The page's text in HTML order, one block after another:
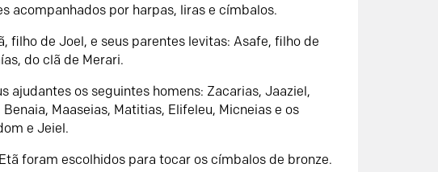
acompanhados por harpas, liras e címbalos.
filho de Joel, e seus parentes levitas: Asafe, filho de
do clã de Merari.
ajudantes os seguintes homens: Zacarias, Jaaziel,
Maaseias, Matitias, Elifeleu, Micneias e os
e Jeiel.
foram escolhidos para tocar os címbalos de bronze.